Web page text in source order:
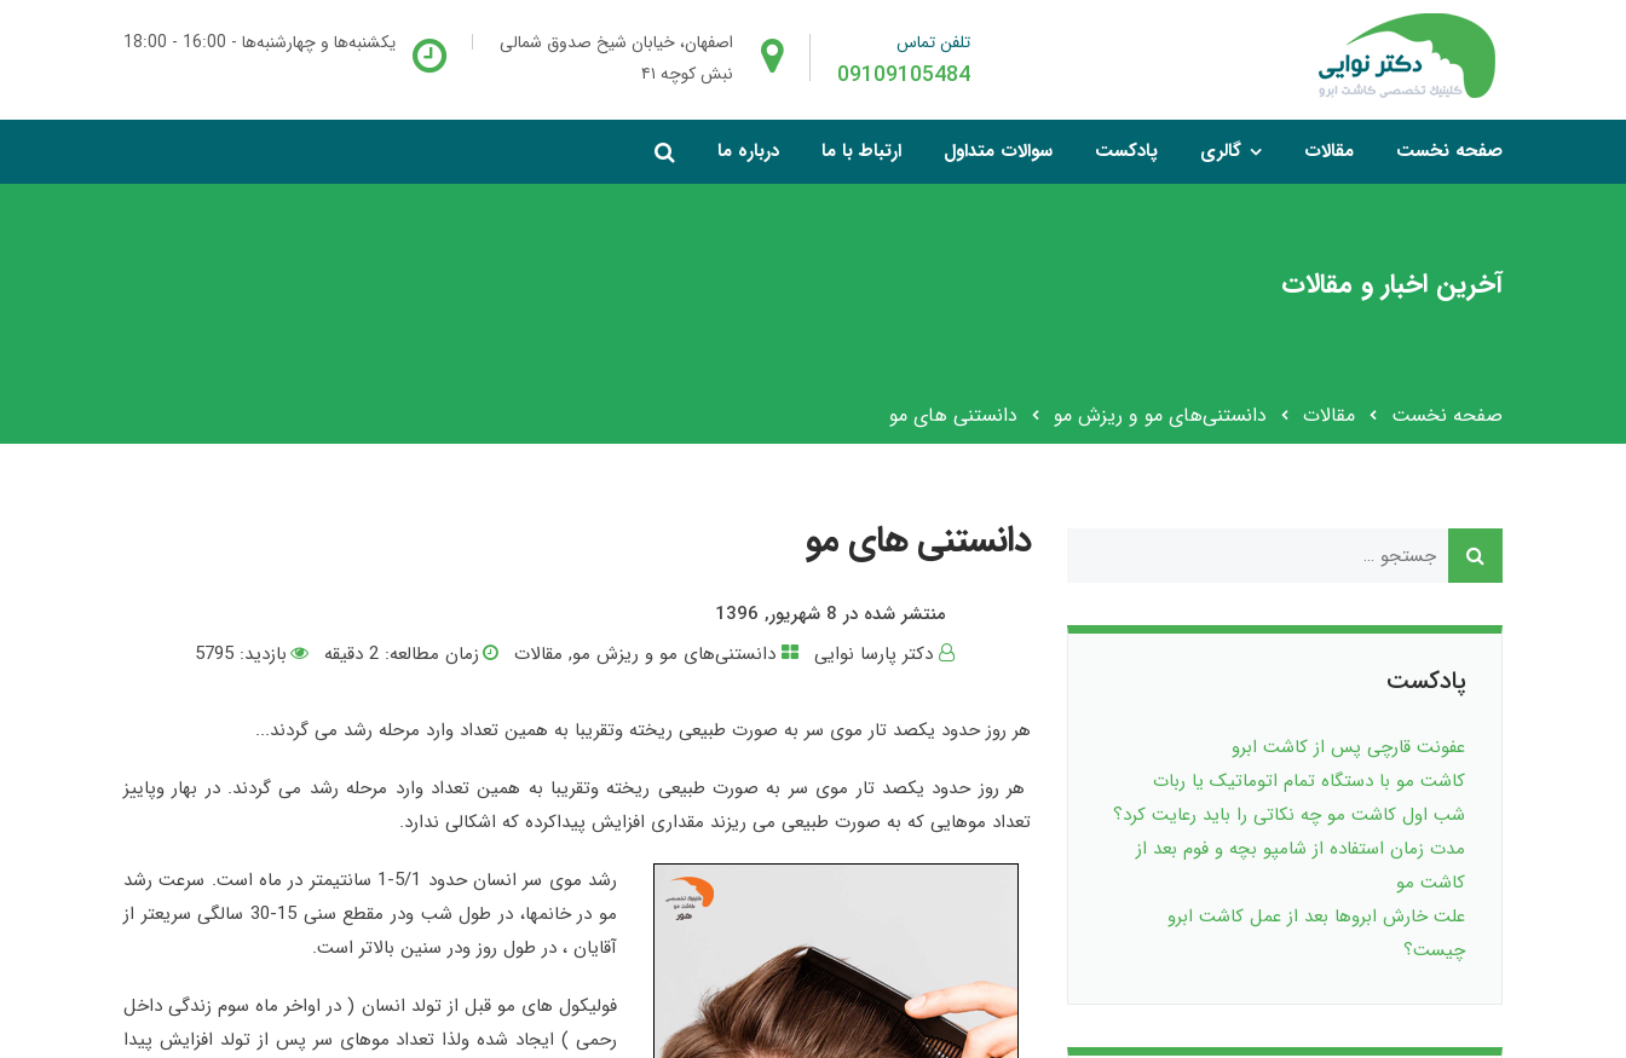
یکشنبه‌ها و چهارشنبه‌ها - 16:00 - 18:00
اصفهان، خیابان شیخ صدوق شمالی
نبش کوچه ۴۱
تلفن تماس
09109105484
صفحه نخست مقالات گالری پادکست سوالات متداول ارتباط با ما درباره ما
آخرین اخبار و مقالات
صفحه نخست مقالات دانستنی‌های مو و ریزش مو دانستنی های مو
دانستنی های مو
منتشر شده در 8 شهریور, 1396
دکتر پارسا نوایی
دانستنی‌های مو و ریزش مو, مقالات زمان مطالعه: 2 دقیقه بازدید: 5795
هر روز حدود یکصد تار موی سر به صورت طبیعی ریخته وتقریبا به همین تعداد وارد مرحله رشد می گردند...
هر روز حدود یکصد تار موی سر به صورت طبیعی ریخته وتقریبا به همین تعداد وارد مرحله رشد می گردند. در بهار وپاییز
تعداد موهایی که به صورت طبیعی می ریزند مقداری افزایش پیداکرده که اشکالی ندارد.
رشد موی سر انسان حدود 5/1-1 سانتیمتر در ماه است. سرعت رشد
مو در خانمها، در طول شب ودر مقطع سنی 15-30 سالگی سریعتر از
آقایان ، در طول روز ودر سنین بالاتر است.
فولیکول های مو قبل از تولد انسان ( در اواخر ماه سوم زندگی داخل
رحمی ) ایجاد شده ولذا تعداد موهای سر پس از تولد افزایش پیدا
پادکست
عفونت قارچی پس از کاشت ابرو
کاشت مو با دستگاه تمام اتوماتیک یا ربات
شب اول کاشت مو چه نکاتی را باید رعایت کرد؟
مدت زمان استفاده از شامپو بچه و فوم بعد از
کاشت مو
علت خارش ابروها بعد از عمل کاشت ابرو
چیست؟